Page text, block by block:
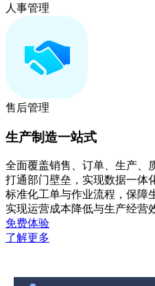
人事管理
售后管理
生产制造一站式
全面覆盖销售、订单、生产、
打通部门壁垒，实现数据一体
标准化工单与作业流程，保障
实现运营成本降低与生产经营
免费体验
了解更多